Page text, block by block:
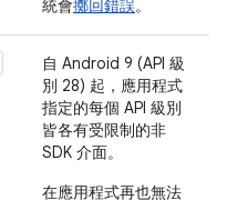
統會擲回錯誤。
自 Android 9 (API 級
別 28) 起，應用程式
指定的每個 API 級別
皆各有受限制的非
SDK 介面。
在應用程式再也無法